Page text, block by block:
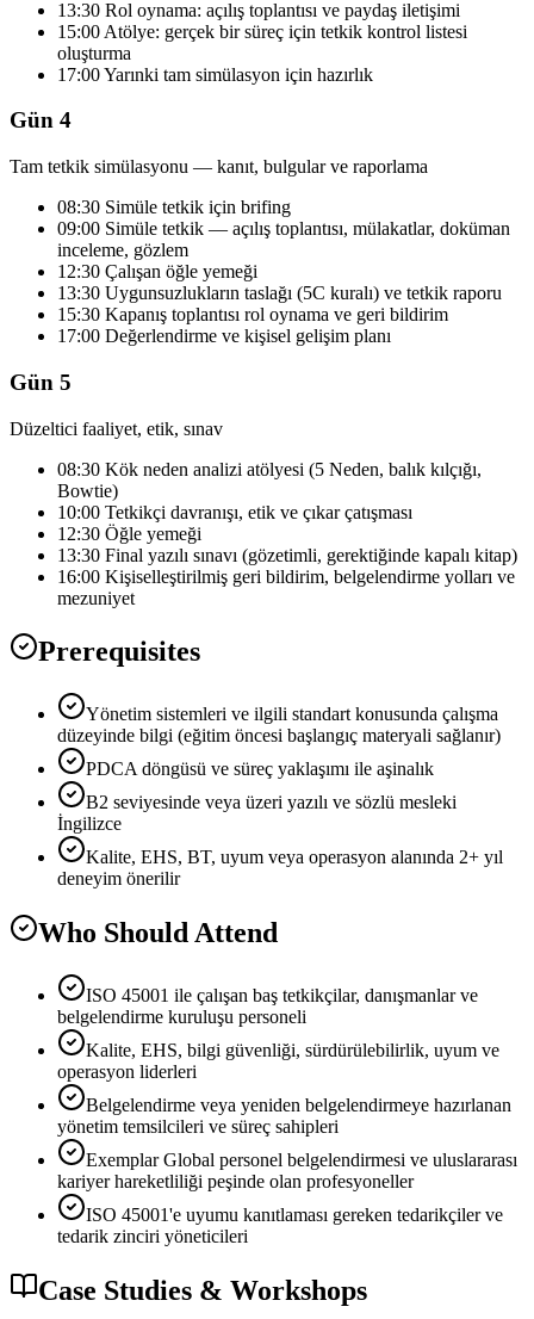
13:30 Rol oynama: açılış toplantısı ve paydaş iletişimi
15:00 Atölye: gerçek bir süreç için tetkik kontrol listesi
oluşturma
17:00 Yarınki tam simülasyon için hazırlık
Gün 4
Tam tetkik simülasyonu — kanıt, bulgular ve raporlama
08:30 Simüle tetkik için brifing
09:00 Simüle tetkik — açılış toplantısı, mülakatlar, doküman
inceleme, gözlem
12:30 Çalışan öğle yemeği
13:30 Uygunsuzlukların taslağı (5C kuralı) ve tetkik raporu
15:30 Kapanış toplantısı rol oynama ve geri bildirim
17:00 Değerlendirme ve kişisel gelişim planı
Gün 5
Düzeltici faaliyet, etik, sınav
08:30 Kök neden analizi atölyesi (5 Neden, balık kılçığı,
Bowtie)
10:00 Tetkikçi davranışı, etik ve çıkar çatışması
12:30 Öğle yemeği
13:30 Final yazılı sınavı (gözetimli, gerektiğinde kapalı kitap)
16:00 Kişiselleştirilmiş geri bildirim, belgelendirme yolları ve
mezuniyet
Prerequisites
Yönetim sistemleri ve ilgili standart konusunda çalışma
düzeyinde bilgi (eğitim öncesi başlangıç materyali sağlanır)
PDCA döngüsü ve süreç yaklaşımı ile aşinalık
B2 seviyesinde veya üzeri yazılı ve sözlü mesleki
İngilizce
Kalite, EHS, BT, uyum veya operasyon alanında 2+ yıl
deneyim önerilir
Who Should Attend
ISO 45001 ile çalışan baş tetkikçilar, danışmanlar ve
belgelendirme kuruluşu personeli
Kalite, EHS, bilgi güvenliği, sürdürülebilirlik, uyum ve
operasyon liderleri
Belgelendirme veya yeniden belgelendirmeye hazırlanan
yönetim temsilcileri ve süreç sahipleri
Exemplar Global personel belgelendirmesi ve uluslararası
kariyer hareketliliği peşinde olan profesyoneller
ISO 45001'e uyumu kanıtlaması gereken tedarikçiler ve
tedarik zinciri yöneticileri
Case Studies & Workshops